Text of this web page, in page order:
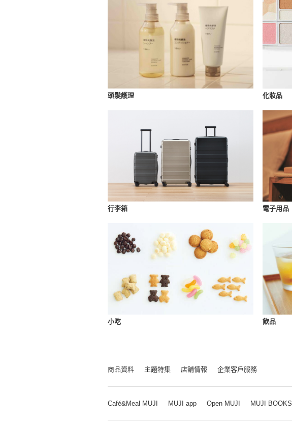
頭髮護理 化妝品
行李箱 電子用品
小吃 飲品
商品資料 主題特集 店舗情報 企業客戶服務
Café&Meal MUJI MUJI app Open MUJI MUJI BOOKS